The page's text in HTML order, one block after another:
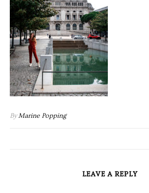
ByMarine Popping
LEAVE A REPLY